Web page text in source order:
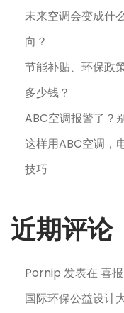
未来空调会变成什
向？
节能补贴、环保政
多少钱？
ABC空调报警了？
这样用ABC空调，
技巧
近期评论
Pornip 发表在喜
国际环保公益设计